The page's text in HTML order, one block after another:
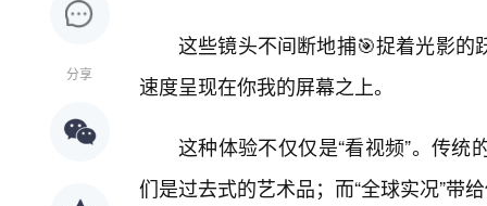
分享
这些镜头不间断地捕🎯捉着光影的
速度呈现在你我的屏幕之上。
这种体验不仅仅是“看视频”。传
们是过去式的艺术品；而“全球实况”带